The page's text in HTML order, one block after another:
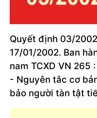
Quyết định 03/
17/01/2002. Ban
nam TCXD VN 265
- Nguyên tắc cơ
bảo người tàn tật